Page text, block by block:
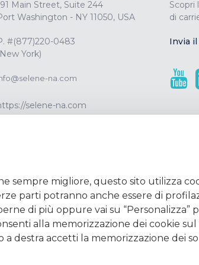
Main Street, Suite 244
Washington - NY 11050, USA
#(877)220-0483
York)
na.com
selene-na.com
Scopri
di
Invia il
LU
sempre migliore, questo sito utilizza
parti potranno anche essere di
di più oppure vai su “Personalizza”
alla memorizzazione dei cookie
destra accetti la memorizzazione dei